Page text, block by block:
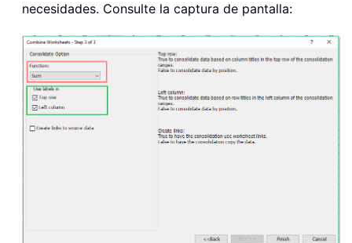
necesidades. Consulte la captura de pantalla: